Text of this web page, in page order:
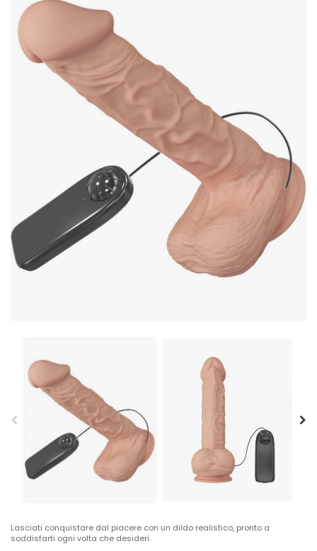
Lasciati conquistare dal piacere con un dildo realistico, pronto a
soddisfarti ogni volta che desideri.